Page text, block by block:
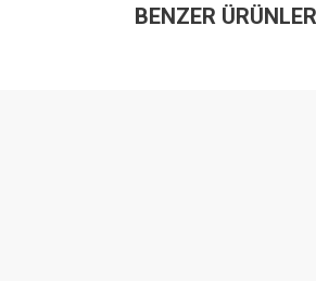
BENZER ÜRÜNLER